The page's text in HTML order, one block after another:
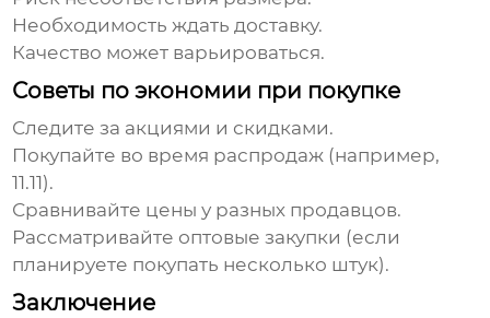
Необходимость ждать доставку.
Качество может варьироваться.
Советы по экономии при покупке
Следите за акциями и скидками.
Покупайте во время распродаж (например,
11.11).
Сравнивайте цены у разных продавцов.
Рассматривайте оптовые закупки (если
планируете покупать несколько штук).
Заключение